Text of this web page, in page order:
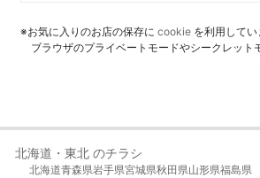
※お気に入りのお店の保存に cookie を利用してい
ブラウザのプライベートモードやシークレッ
北海道・東北 のチラシ
北海道青森県岩手県宮城県秋田県山形県福島県